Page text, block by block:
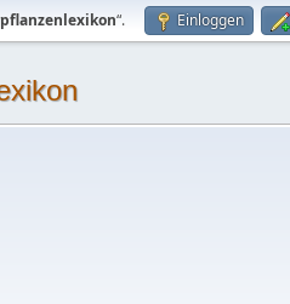
“. Einloggen